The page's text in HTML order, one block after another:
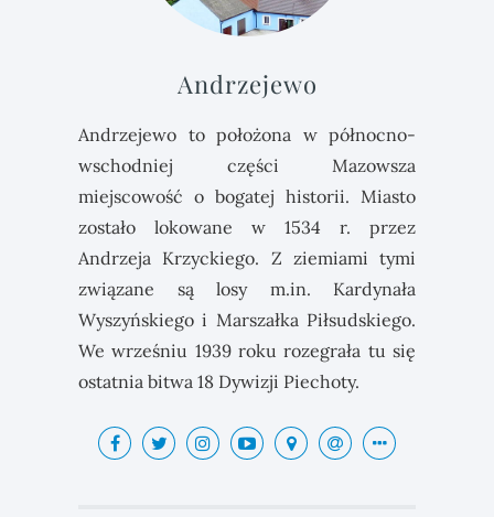
Andrzejewo
Andrzejewo to położona w północno-
wschodniej części Mazowsza
miejscowość o bogatej historii. Miasto
zostało lokowane w 1534 r. przez
Andrzeja Krzyckiego. Z ziemiami tymi
związane są losy m.in. Kardynała
Wyszyńskiego i Marszałka Piłsudskiego.
We wrześniu 1939 roku rozegrała tu się
ostatnia bitwa 18 Dywizji Piechoty.